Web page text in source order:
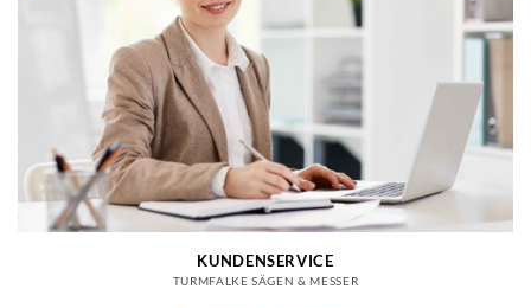
KUNDENSERVICE
TURMFALKE SÄGEN & MESSER